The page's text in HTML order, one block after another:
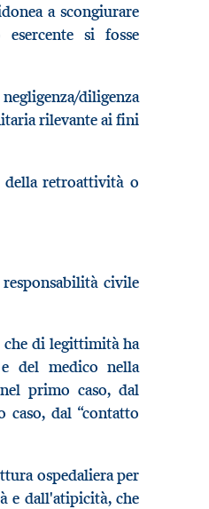
a scongiurare
si fosse
diligenza
rilevante ai fini
retroattività o
civile
che di legittimità ha
del medico nella
primo caso, dal
caso, dal “contatto
ospedaliera per
e dall'atipicità, che